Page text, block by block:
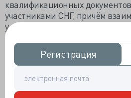
Регистрация
Регистрация
квалификационных
участниками СНГ, причём
у нас и у них пункты сдачи ЕГЭ.
обучаются и студенты не
сложности в 750
учится около 250 тысяч
году должна увеличиться с
до 10%.